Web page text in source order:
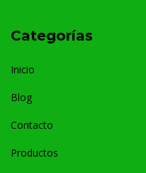
Categorías
Inicio
Blog
Contacto
Productos